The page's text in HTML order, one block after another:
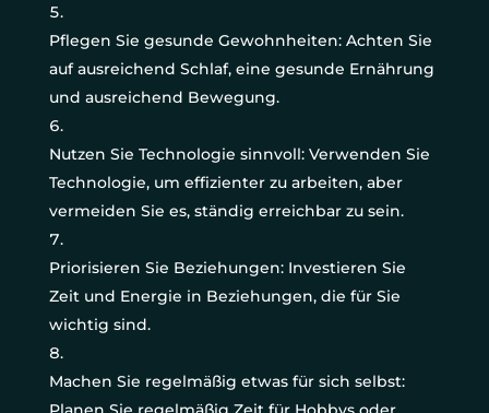
Pflegen Sie gesunde Gewohnheiten: Achten Sie
auf ausreichend Schlaf, eine gesunde Ernährung
und ausreichend Bewegung.
Nutzen Sie Technologie sinnvoll: Verwenden Sie
Technologie, um effizienter zu arbeiten, aber
vermeiden Sie es, ständig erreichbar zu sein.
Priorisieren Sie Beziehungen: Investieren Sie
Zeit und Energie in Beziehungen, die für Sie
wichtig sind.
Machen Sie regelmäßig etwas für sich selbst: